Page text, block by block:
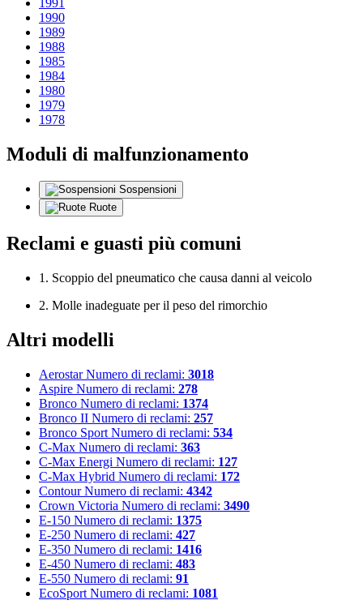
1990
1989
1988
1985
1984
1980
1979
1978
Moduli di malfunzionamento
Sospensioni
Ruote
Reclami e guasti più comuni
1. Scoppio del pneumatico che causa danni al veicolo
2. Molle inadeguate per il peso del rimorchio
Altri modelli
Aerostar Numero di reclami: 3018
Aspire Numero di reclami: 278
Bronco Numero di reclami: 1374
Bronco II Numero di reclami: 257
Bronco Sport Numero di reclami: 534
C-Max Numero di reclami: 363
C-Max Energi Numero di reclami: 127
C-Max Hybrid Numero di reclami: 172
Contour Numero di reclami: 4342
Crown Victoria Numero di reclami: 3490
E-150 Numero di reclami: 1375
E-250 Numero di reclami: 427
E-350 Numero di reclami: 1416
E-450 Numero di reclami: 483
E-550 Numero di reclami: 91
EcoSport Numero di reclami: 1081